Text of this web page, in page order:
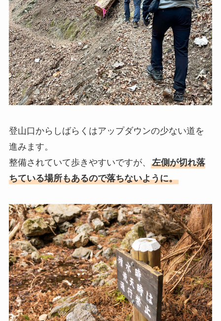
登山口からしばらくはアップダウンの少ない道を
進みます。
整備されていて歩きやすいですが、 左側が切れ落
ちている場所もあるので落ちないように。